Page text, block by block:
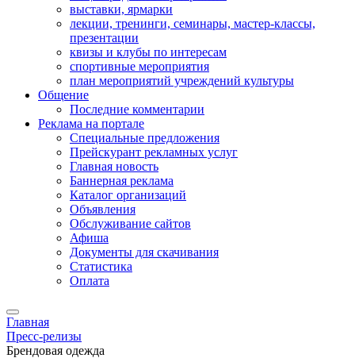
выставки, ярмарки
лекции, тренинги, семинары, мастер-классы,
презентации
квизы и клубы по интересам
спортивные мероприятия
план мероприятий учреждений культуры
Общение
Последние комментарии
Реклама на портале
Специальные предложения
Прейскурант рекламных услуг
Главная новость
Баннерная реклама
Каталог организаций
Объявления
Обслуживание сайтов
Афиша
Документы для скачивания
Статистика
Оплата
Главная
Пресс-релизы
Брендовая одежда